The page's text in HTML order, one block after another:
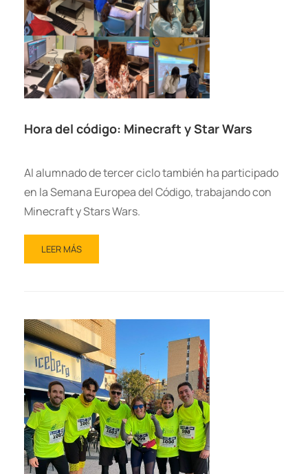
Hora del código: Minecraft y Star Wars
Al alumnado de tercer ciclo también ha participado
en la Semana Europea del Código, trabajando con
Minecraft y Stars Wars.
LEER MÁS